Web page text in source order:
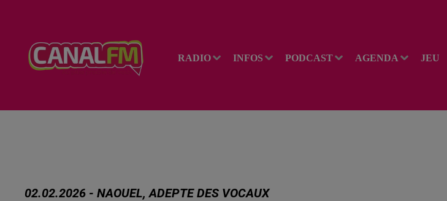
RADIO INFOS PODCAST AGENDA JEU
02.02.2026 - NAOUEL, ADEPTE DES VOCAUX